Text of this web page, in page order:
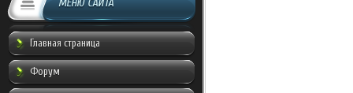
МЕНЮ САЙТА
Главная страница
Форум